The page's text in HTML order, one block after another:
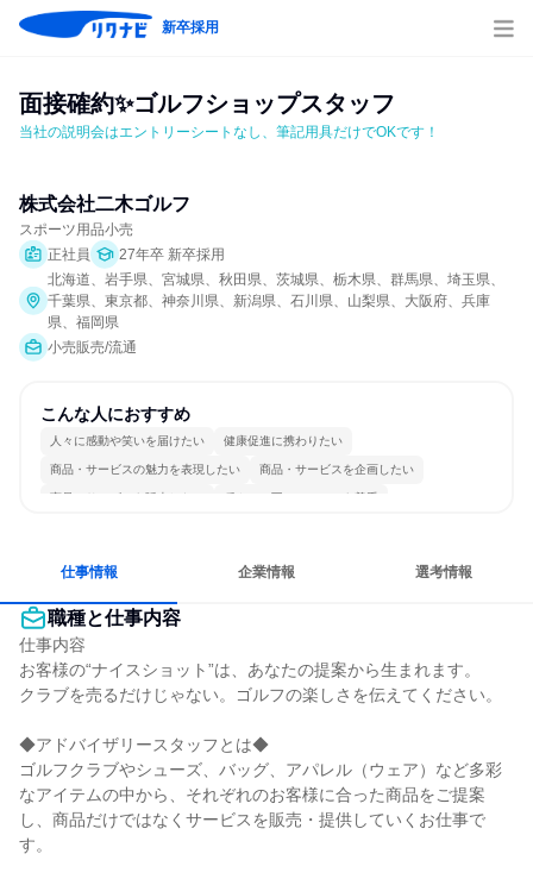
新卒採用
面接確約✨ゴルフショップスタッフ
当社の説明会はエントリーシートなし、筆記用具だけでOKです！
株式会社二木ゴルフ
スポーツ用品小売
正社員
27年卒 新卒採用
北海道、岩手県、宮城県、秋田県、茨城県、栃木県、群馬県、埼玉県、
千葉県、東京都、神奈川県、新潟県、石川県、山梨県、大阪府、兵庫
県、福岡県
小売販売/流通
こんな人におすすめ
人々に感動や笑いを届けたい 健康促進に携わりたい
商品・サービスの魅力を表現したい 商品・サービスを企画したい
商品・サービスを販売したい 穏やかで互いのペースを尊重
仕事情報 企業情報 選考情報
職種と仕事内容
仕事内容
お客様の“ナイスショット”は、あなたの提案から生まれます。
クラブを売るだけじゃない。ゴルフの楽しさを伝えてください。
◆アドバイザリースタッフとは◆
ゴルフクラブやシューズ、バッグ、アパレル（ウェア）など多彩
なアイテムの中から、それぞれのお客様に合った商品をご提案
し、商品だけではなくサービスを販売・提供していくお仕事で
す。